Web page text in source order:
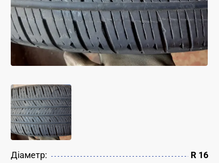
Діаметр: R 16